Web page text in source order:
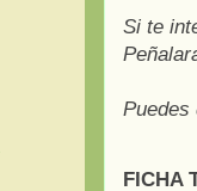
Si te
Puedes
FICHA